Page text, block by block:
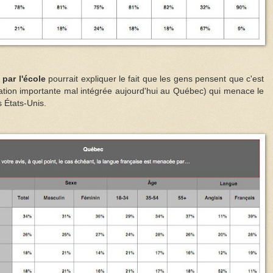
l'écolepourrait expliquer le fait que les gens pensent que c'est
importante mal intégrée aujourd'hui au Québec) qui menace le
États-Unis.